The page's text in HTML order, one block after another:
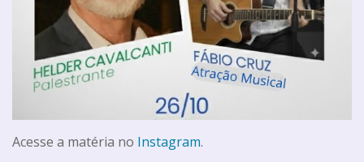
Acesse a matéria no Instagram.